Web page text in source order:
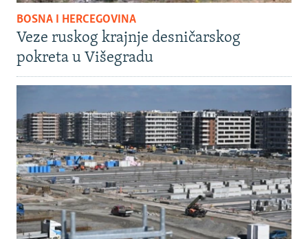
BOSNA I HERCEGOVINA
Veze ruskog krajnje desničarskog
pokreta u Višegradu